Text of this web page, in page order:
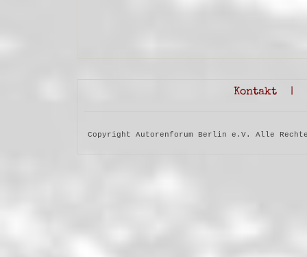
Kontakt |
Copyright Autorenforum Berlin e.V. Alle